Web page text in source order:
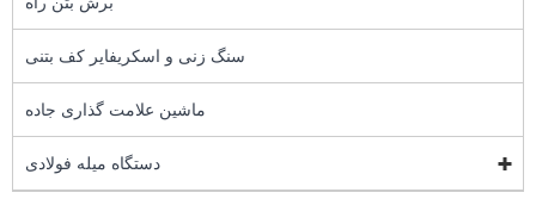
سنگ زنی و اسکریفایر کف بتنی
ماشین علامت گذاری جاده
دستگاه میله فولادی